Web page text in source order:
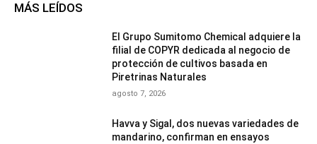
MÁS LEÍDOS
El Grupo Sumitomo Chemical adquiere la
filial de COPYR dedicada al negocio de
protección de cultivos basada en
Piretrinas Naturales
agosto 7, 2026
Havva y Sigal, dos nuevas variedades de
mandarino, confirman en ensayos